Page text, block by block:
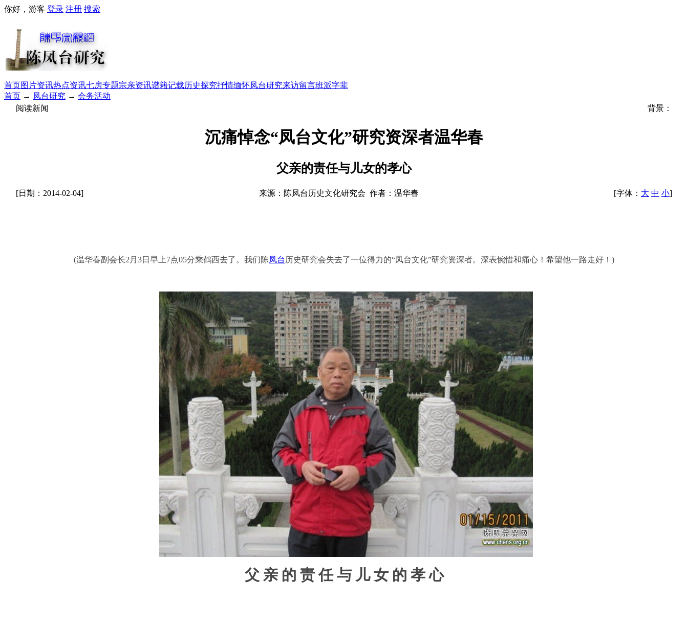
你好，游客 登录 注册 搜索
首页图片资讯热点资讯七房专题宗亲资讯谱籍记载历史探究抒情缅怀凤台研究来访留言班派字辈
首页 → 凤台研究 → 会务活动
阅读新闻
背景：
沉痛悼念“凤台文化”研究资深者温华春
父亲的责任与儿女的孝心
[日期：2014-02-04] 来源：陈凤台历史文化研究会 作者：温华春 [字体： 大 中 小]
(温华春副会长2 月 3日早上7点05分乘鹤西去了。我们陈凤台 历史研究会失去了一位得力的“凤台文化”研究资深者。深表惋惜和痛心！希望他一路走好！ )
父 亲 的 责 任 与 儿 女 的 孝 心